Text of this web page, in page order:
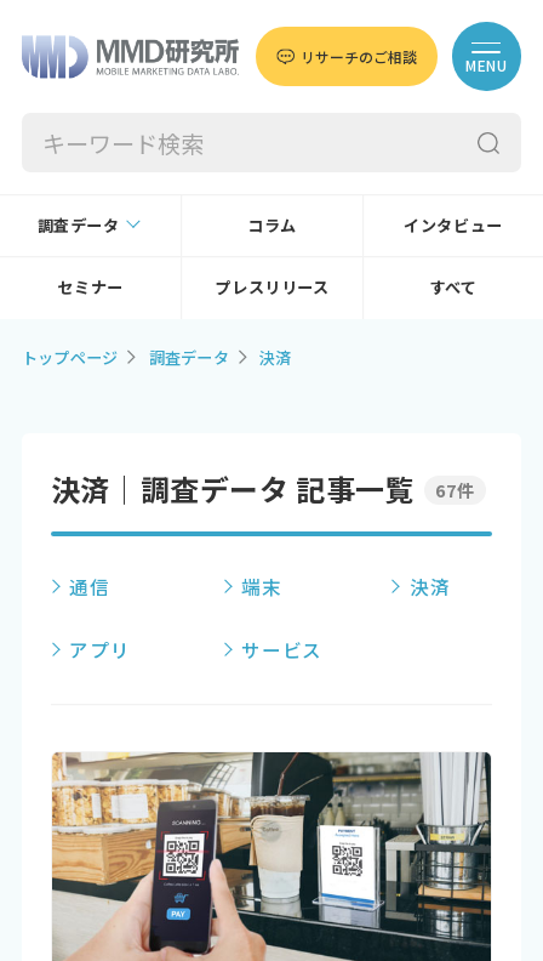
リサーチのご相談 MENU
調査データ コラム インタビュー
セミナー プレスリリース すべて
トップページ 調査データ 決済
決済│調査データ 記事一覧 67件
通信 端末 決済
アプリ サービス